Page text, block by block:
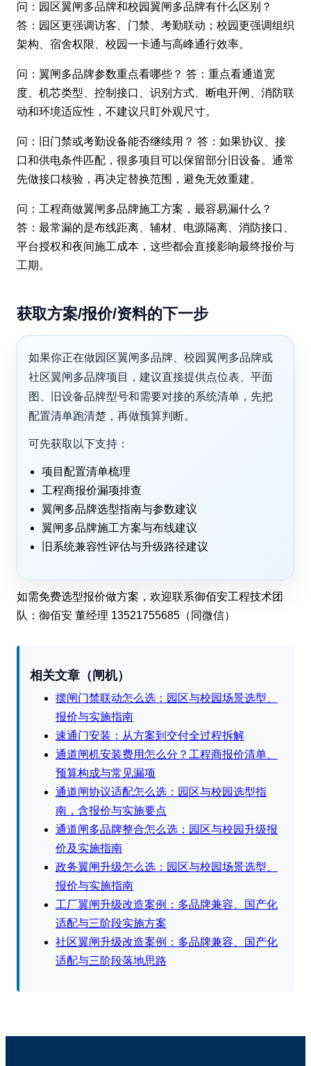
问：园区翼闸多品牌和校园翼闸多品牌有什么区别？
答：园区更强调访客、门禁、考勤联动；校园更强调组织
架构、宿舍权限、校园一卡通与高峰通行效率。
问：翼闸多品牌参数重点看哪些？ 答：重点看通道宽
度、机芯类型、控制接口、识别方式、断电开闸、消防联
动和环境适应性，不建议只盯外观尺寸。
问：旧门禁或考勤设备能否继续用？ 答：如果协议、接
口和供电条件匹配，很多项目可以保留部分旧设备。通常
先做接口核验，再决定替换范围，避免无效重建。
问：工程商做翼闸多品牌施工方案，最容易漏什么？
答：最常漏的是布线距离、辅材、电源隔离、消防接口、
平台授权和夜间施工成本，这些都会直接影响最终报价与
工期。
获取方案/报价/资料的下一步
如果你正在做园区翼闸多品牌、校园翼闸多品牌或
社区翼闸多品牌项目，建议直接提供点位表、平面
图、旧设备品牌型号和需要对接的系统清单，先把
配置清单跑清楚，再做预算判断。
可先获取以下支持：
项目配置清单梳理
工程商报价漏项排查
翼闸多品牌选型指南与参数建议
翼闸多品牌施工方案与布线建议
旧系统兼容性评估与升级路径建议
如需免费选型报价做方案，欢迎联系御佰安工程技术团
队：御佰安 董经理 13521755685（同微信）
相关文章（闸机）
摆闸门禁联动怎么选：园区与校园场景选型、
报价与实施指南
速通门安装：从方案到交付全过程拆解
通道闸机安装费用怎么分？工程商报价清单、
预算构成与常见漏项
通道闸协议适配怎么选：园区与校园选型指
南，含报价与实施要点
通道闸多品牌整合怎么选：园区与校园升级报
价及实施指南
政务翼闸升级怎么选：园区与校园场景选型、
报价与实施指南
工厂翼闸升级改造案例：多品牌兼容、国产化
适配与三阶段实施方案
社区翼闸升级改造案例：多品牌兼容、国产化
适配与三阶段落地思路